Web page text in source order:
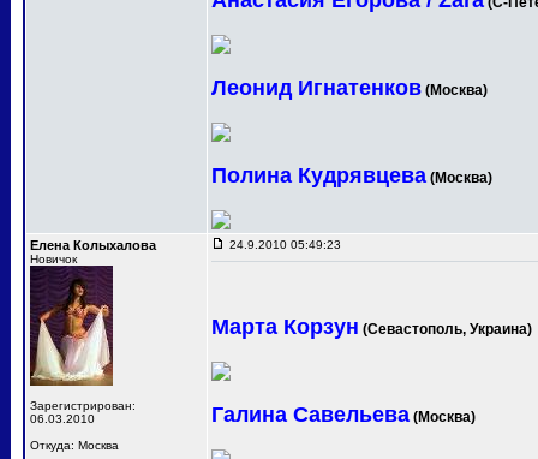
Леонид Игнатенков (Москва)
Полина Кудрявцева (Москва)
Елена Колыхалова
Новичок
Зарегистрирован:
06.03.2010
Откуда: Москва
24.9.2010 05:49:23
Марта Корзун (Севастополь, Украина)
Галина Савельева (Москва)